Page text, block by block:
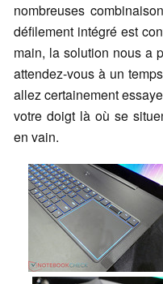
nombreuses
défilement intégré est
main, la solution nous a
attendez-vous à un
allez certainement
votre doigt là où se
en vain.